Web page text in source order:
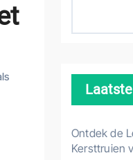
Ontdek de
Kersttruien